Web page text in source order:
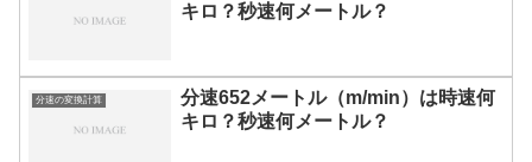
キロ？秒速何メートル？
分速の変換計算
分速652メートル（m/min）は時速何
キロ？秒速何メートル？